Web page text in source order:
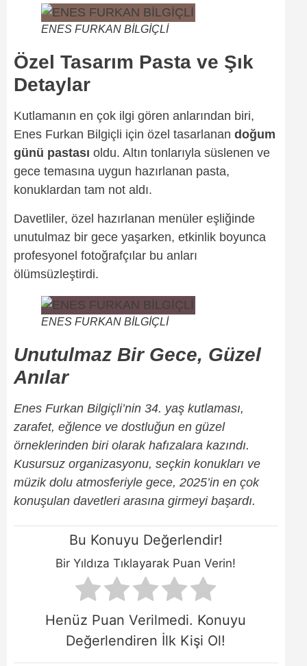
ENES FURKAN BİLGİÇLİ
Özel Tasarım Pasta ve Şık
Detaylar
Kutlamanın en çok ilgi gören anlarından biri,
Enes Furkan Bilgiçli için özel tasarlanan doğum
günü pastası oldu. Altın tonlarıyla süslenen ve
gece temasına uygun hazırlanan pasta,
konuklardan tam not aldı.
Davetliler, özel hazırlanan menüler eşliğinde
unutulmaz bir gece yaşarken, etkinlik boyunca
profesyonel fotoğrafçılar bu anları
ölümsüzleştirdi.
ENES FURKAN BİLGİÇLİ
Unutulmaz Bir Gece, Güzel
Anılar
Enes Furkan Bilgiçli’nin 34. yaş kutlaması,
zarafet, eğlence ve dostluğun en güzel
örneklerinden biri olarak hafızalara kazındı.
Kusursuz organizasyonu, seçkin konukları ve
müzik dolu atmosferiyle gece, 2025’in en çok
konuşulan davetleri arasına girmeyi başardı.
Bu Konuyu Değerlendir!
Bir Yıldıza Tıklayarak Puan Verin!
Henüz Puan Verilmedi. Konuyu
Değerlendiren İlk Kişi Ol!